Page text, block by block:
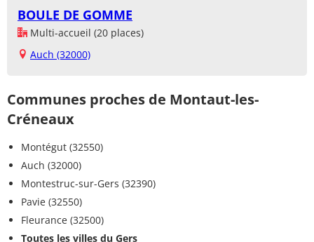
BOULE DE GOMME
Multi-accueil (20 places)
Auch (32000)
Communes proches de Montaut-les-
Créneaux
Montégut (32550)
Auch (32000)
Montestruc-sur-Gers (32390)
Pavie (32550)
Fleurance (32500)
Toutes les villes du Gers